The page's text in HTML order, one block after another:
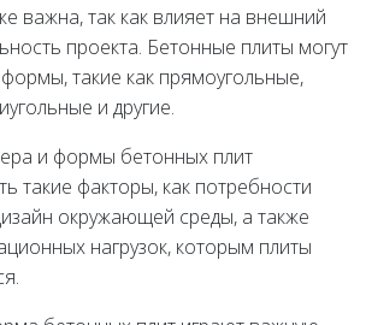
важна, так как влияет на внешний
проекта. Бетонные плиты могут
такие как прямоугольные,
и другие.
и формы бетонных плит
такие факторы, как потребности
окружающей среды, а также
нагрузок, которым плиты